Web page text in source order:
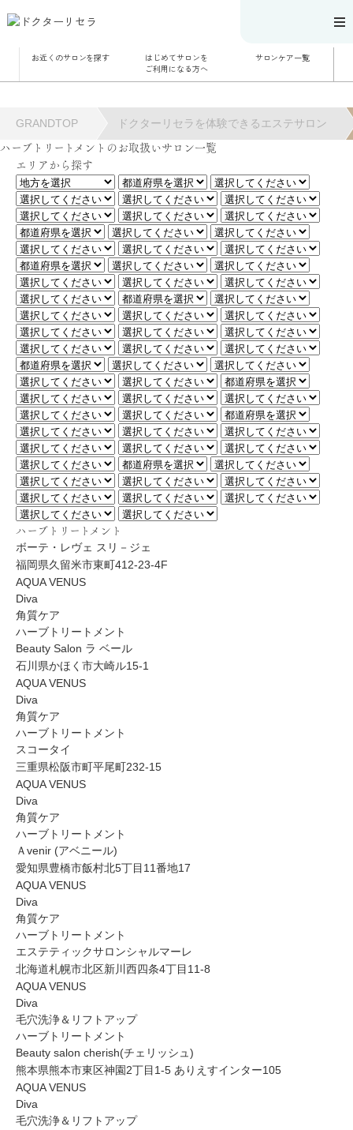
お近くのサロンを探す
はじめてサロンを
ご利用になる方へ
サロンケア一覧
ュー
角質ケア
角質ケア｜ポレーシ
ハーブトリートメン
ト
肌解析
水素トリートメント
まこも蒸し
ラジオ波
血流チェック
GRANDTOP ドクターリセラを体験できるエステサロン
ハーブトリートメントのお取扱いサロン一覧
エリアから探す
ハーブトリートメント
ボーテ・レヴェ スリ－ジェ
福岡県久留米市東町412-23-4F
AQUA VENUS
Diva
角質ケア
ハーブトリートメント
Beauty Salon ラ ベール
石川県かほく市大崎ル15-1
AQUA VENUS
Diva
角質ケア
ハーブトリートメント
スコータイ
三重県松阪市町平尾町232-15
AQUA VENUS
Diva
角質ケア
ハーブトリートメント
Ａvenir (アベニール)
愛知県豊橋市飯村北5丁目11番地17
AQUA VENUS
Diva
角質ケア
ハーブトリートメント
エステティックサロンシャルマーレ
北海道札幌市北区新川西四条4丁目11-8
AQUA VENUS
Diva
毛穴洗浄＆リフトアップ
ハーブトリートメント
Beauty salon cherish(チェリッシュ)
熊本県熊本市東区神園2丁目1-5 ありえすインター105
AQUA VENUS
Diva
毛穴洗浄＆リフトアップ